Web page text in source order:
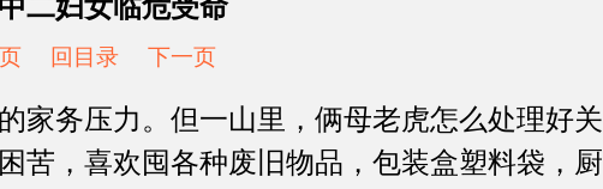
二妇女临危受命
回目录 下一页
务压力。但一山里，俩母老虎怎么处理好关
苦，喜欢囤各种废旧物品，包装盒塑料袋，厨